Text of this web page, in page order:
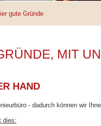
gute Gründe
MIT
HAND
- dadurch können wir
dies: